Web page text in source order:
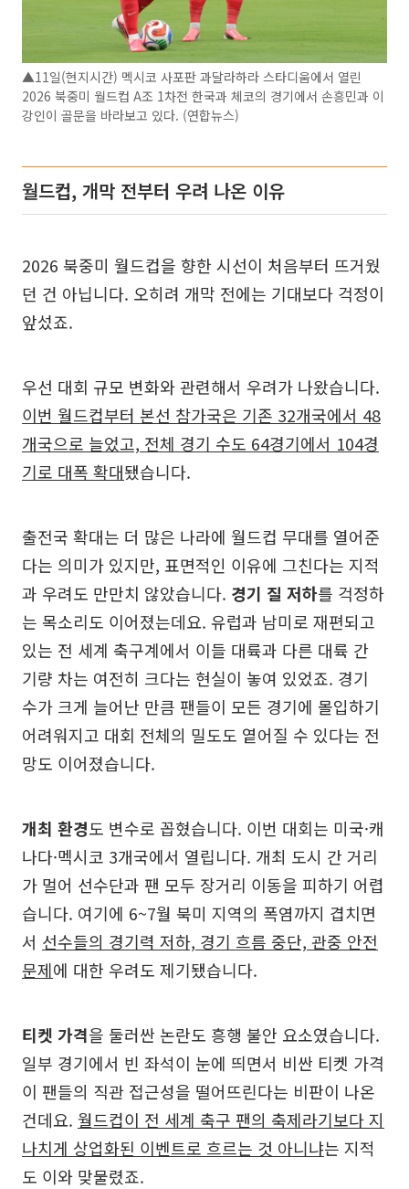
▲11일(현지시간) 멕시코 사포판 과달라하라 스타디움에서 열린
2026 북중미 월드컵 A조 1차전 한국과 체코의 경기에서 손흥민과 이
강인이 골문을 바라보고 있다. (연합뉴스)
월드컵, 개막 전부터 우려 나온 이유
2026 북중미 월드컵을 향한 시선이 처음부터 뜨거웠
던 건 아닙니다. 오히려 개막 전에는 기대보다 걱정이
앞섰죠.
우선 대회 규모 변화와 관련해서 우려가 나왔습니다.
이번 월드컵부터 본선 참가국은 기존 32개국에서 48
개국으로 늘었고, 전체 경기 수도 64경기에서 104경
기로 대폭 확대됐습니다.
출전국 확대는 더 많은 나라에 월드컵 무대를 열어준
다는 의미가 있지만, 표면적인 이유에 그친다는 지적
과 우려도 만만치 않았습니다. 경기 질 저하를 걱정하
는 목소리도 이어졌는데요. 유럽과 남미로 재편되고
있는 전 세계 축구계에서 이들 대륙과 다른 대륙 간
기량 차는 여전히 크다는 현실이 놓여 있었죠. 경기
수가 크게 늘어난 만큼 팬들이 모든 경기에 몰입하기
어려워지고 대회 전체의 밀도도 옅어질 수 있다는 전
망도 이어졌습니다.
개최 환경도 변수로 꼽혔습니다. 이번 대회는 미국·캐
나다·멕시코 3개국에서 열립니다. 개최 도시 간 거리
가 멀어 선수단과 팬 모두 장거리 이동을 피하기 어렵
습니다. 여기에 6~7월 북미 지역의 폭염까지 겹치면
서 선수들의 경기력 저하, 경기 흐름 중단, 관중 안전
문제에 대한 우려도 제기됐습니다.
티켓 가격을 둘러싼 논란도 흥행 불안 요소였습니다.
일부 경기에서 빈 좌석이 눈에 띄면서 비싼 티켓 가격
이 팬들의 직관 접근성을 떨어뜨린다는 비판이 나온
건데요. 월드컵이 전 세계 축구 팬의 축제라기보다 지
나치게 상업화된 이벤트로 흐르는 것 아니냐는 지적
도 이와 맞물렸죠.